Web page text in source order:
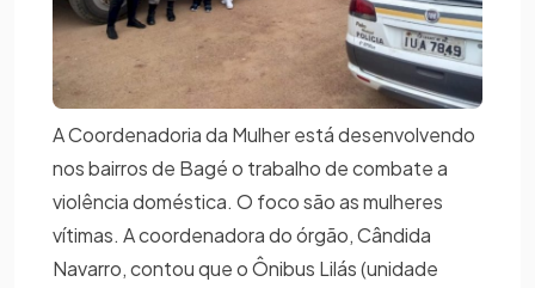
A Coordenadoria da Mulher está desenvolvendo
nos bairros de Bagé o trabalho de combate a
violência doméstica. O foco são as mulheres
vítimas. A coordenadora do órgão, Cândida
Navarro, contou que o Ônibus Lilás (unidade